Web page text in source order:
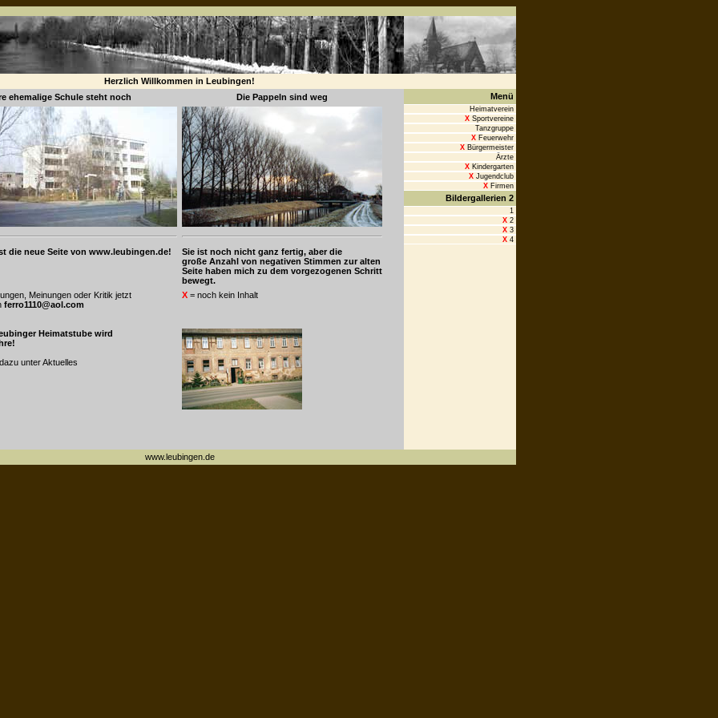
Herzlich Willkommen in Leubingen!
ehemalige Schule steht noch
Die Pappeln sind weg
die neue Seite von www.leubingen.de!
Sie ist noch nicht ganz fertig, aber die
große Anzahl von negativen Stimmen zur alten
Seite haben mich zu dem vorgezogenen Schritt
bewegt.
Meinungen oder Kritik jetzt
ferro1110@aol.com
X = noch kein Inhalt
Heimatstube wird
unter Aktuelles
Menü
Heimatverein
X Sportvereine
Tanzgruppe
X Feuerwehr
X Bürgermeister
Ärzte
X Kindergarten
X Jugendclub
X Firmen
Bildergallerien 2
1
X 2
X 3
X 4
www.leubingen.de